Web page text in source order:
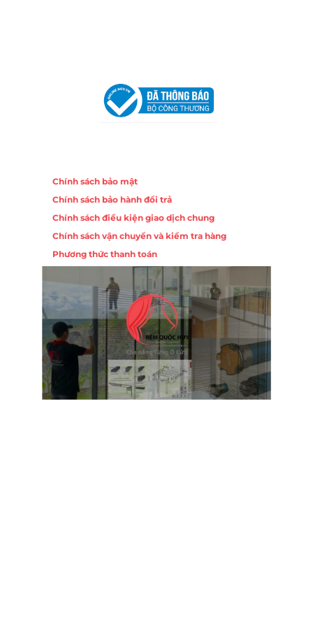
Chính sách bảo mật
Chính sách bảo hành đổi trả
Chính sách điều kiện giao dịch chung
Chính sách vận chuyển và kiểm tra hàng
Phương thức thanh toán